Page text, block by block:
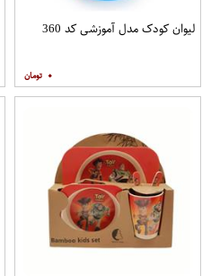
لیوان کودک مدل آموزشی کد 360
۰